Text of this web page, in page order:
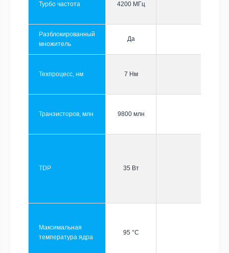
Турбо частота 4200 МГц
Разблокированный
множитель
Да
Техпроцесс, нм 7 Нм
Транзисторов, млн 9800 млн
TDP 35 Вт
Максимальная
температура ядра
95 °C